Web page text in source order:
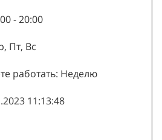
- 20:00
Пт, Вс
работать: Неделю
11:13:48